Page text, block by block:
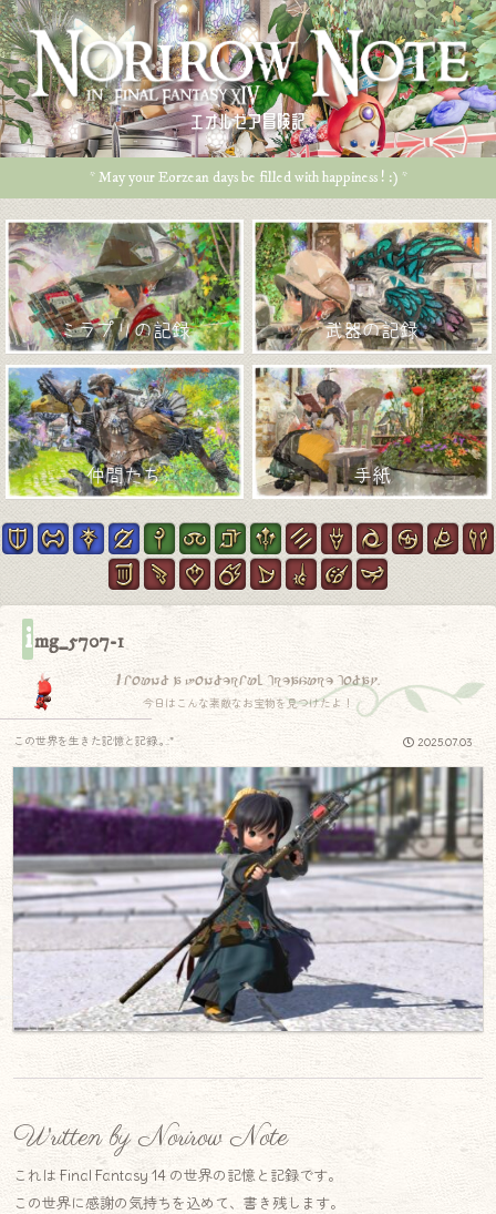
エオルゼア冒険記
* May your Eorzean days be filled with happiness ! :) *
ミラプリの記録 武器の記録
仲間たち 手紙
img_5707-1
I found a wonderful treasure today.
今日はこんな素敵なお宝物を見つけたよ！
2025.07.03
この世界を生きた記憶と記録.｡.:*
Written by Norirow Note
これは Final Fantasy 14 の世界の記憶と記録です。
この世界に感謝の気持ちを込めて、書き残します。